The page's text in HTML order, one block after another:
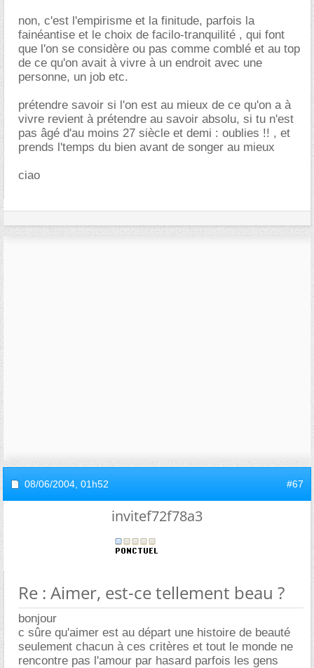
non, c'est l'empirisme et la finitude, parfois la
fainéantise et le choix de facilo-tranquilité , qui font
que l'on se considère ou pas comme comblé et au top
de ce qu'on avait à vivre à un endroit avec une
personne, un job etc.
prétendre savoir si l'on est au mieux de ce qu'on a à
vivre revient à prétendre au savoir absolu, si tu n'est
pas âgé d'au moins 27 siècle et demi : oublies !! , et
prends l'temps du bien avant de songer au mieux
ciao
08/06/2004, 01h52 #67
invitef72f78a3
Re : Aimer, est-ce tellement beau ?
bonjour
c sûre qu'aimer est au départ une histoire de beauté
seulement chacun à ces critères et tout le monde ne
rencontre pas l'amour par hasard parfois les gens